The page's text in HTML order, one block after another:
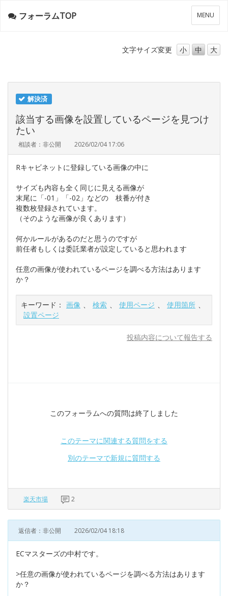
メ
ニ
ー
MENU
フォーラムTOP
文字サイズ変更 小 中 大
解決済
該当する画像を設置しているページを見つけ
たい
相談者：非公開 2026/02/04 17:06
Rキャビネットに登録している画像の中に
サイズも内容も全く同じに見える画像が
末尾に「-01」「-02」などの 枝番が付き
複数枚登録されています。
（そのような画像が良くあります）
何かルールがあるのだと思うのですが
前任者もしくは委託業者が設定していると思われます
任意の画像が使われているページを調べる方法はあります
か？
キーワード： 画像 、 検索 、 使用ページ 、 使用箇所 、
設置ページ
投稿内容について報告する
このフォーラムへの質問は終了しました
このテーマに関連する質問をする
別のテーマで新規に質問する
楽天市場 2
返信者：非公開 2026/02/04 18:18
ECマスターズの中村です。
>任意の画像が使われているページを調べる方法はあります
か？